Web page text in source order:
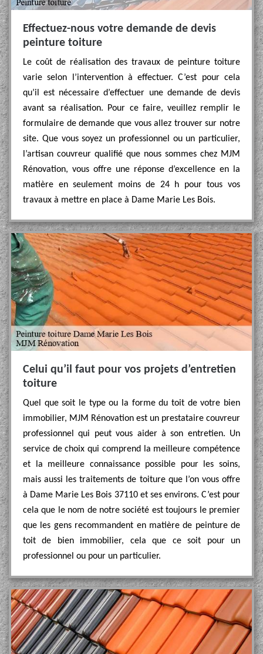
Effectuez-nous votre demande de devis
peinture toiture
Le coût de réalisation des travaux de peinture toiture
varie selon l’intervention à effectuer. C’est pour cela
qu’il est nécessaire d’effectuer une demande de devis
avant sa réalisation. Pour ce faire, veuillez remplir le
formulaire de demande que vous allez trouver sur notre
site. Que vous soyez un professionnel ou un particulier,
l’artisan couvreur qualifié que nous sommes chez MJM
Rénovation, vous offre une réponse d’excellence en la
matière en seulement moins de 24 h pour tous vos
travaux à mettre en place à Dame Marie Les Bois.
Celui qu’il faut pour vos projets d’entretien
toiture
Quel que soit le type ou la forme du toit de votre bien
immobilier, MJM Rénovation est un prestataire couvreur
professionnel qui peut vous aider à son entretien. Un
service de choix qui comprend la meilleure compétence
et la meilleure connaissance possible pour les soins,
mais aussi les traitements de toiture que l’on vous offre
à Dame Marie Les Bois 37110 et ses environs. C’est pour
cela que le nom de notre société est toujours le premier
que les gens recommandent en matière de peinture de
toit de bien immobilier, cela que ce soit pour un
professionnel ou pour un particulier.